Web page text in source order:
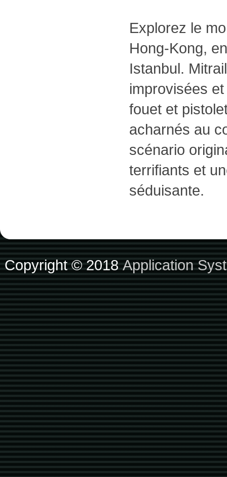
Explorez le
Hong-Kong,
Istanbul.
improvisées
fouet et
acharnés au
scénario
terrifiants et
séduisante.
Copyright © 2018Application